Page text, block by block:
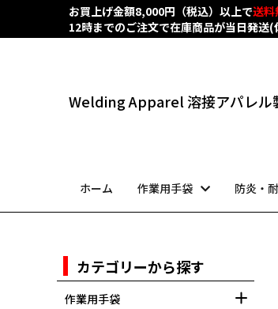
お買上げ金額8,000円（税込）以上で送料
12時までのご注文で在庫商品が当日発送(
Welding Apparel 溶接アパレル
ホーム 作業用手袋 防炎・
カテゴリーから探す
作業用手袋